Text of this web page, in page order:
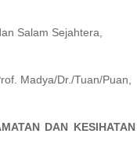
Salam Sejahtera,
Madya/Dr./Tuan/Puan,
DAN